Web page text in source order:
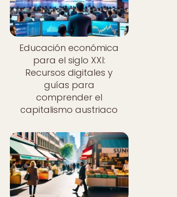
Educación económica
para el siglo XXI:
Recursos digitales y
guías para
comprender el
capitalismo austriaco